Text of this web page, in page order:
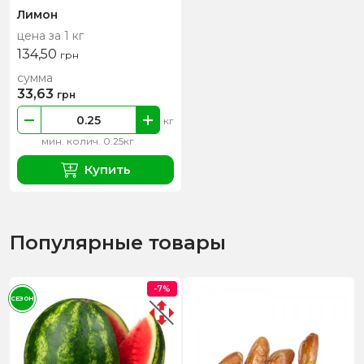
Лимон
цена за 1 кг
134,50 грн
мин. колич. 0.25кг
кг
сумма
33,63 грн
Купить
Популярные товары
-7%
СЕЗОН